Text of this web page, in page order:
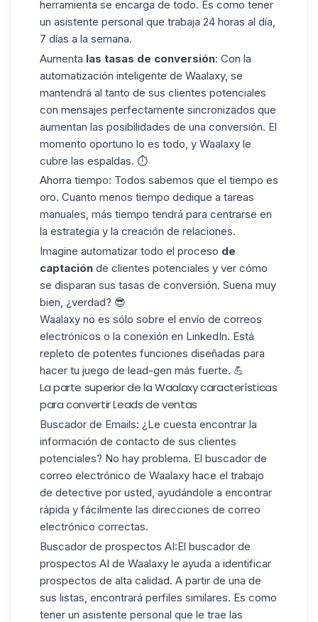
herramienta se encarga de todo. Es como tener
un asistente personal que trabaja 24 horas al día,
7 días a la semana.
Aumenta las tasas de conversión: Con la
automatización inteligente de Waalaxy, se
mantendrá al tanto de sus clientes potenciales
con mensajes perfectamente sincronizados que
aumentan las posibilidades de una conversión. El
momento oportuno lo es todo, y Waalaxy le
cubre las espaldas. ⏱️
Ahorra tiempo: Todos sabemos que el tiempo es
oro. Cuanto menos tiempo dedique a tareas
manuales, más tiempo tendrá para centrarse en
la estrategia y la creación de relaciones.
Imagine automatizar todo el proceso de
captación de clientes potenciales y ver cómo
se disparan sus tasas de conversión. Suena muy
bien, ¿verdad? 😎
Waalaxy no es sólo sobre el envío de correos
electrónicos o la conexión en LinkedIn. Está
repleto de potentes funciones diseñadas para
hacer tu juego de lead-gen más fuerte. 💪
La parte superior de la Waalaxy características
para convertir Leads de ventas
Buscador de Emails: ¿Le cuesta encontrar la
información de contacto de sus clientes
potenciales? No hay problema. El buscador de
correo electrónico de Waalaxy hace el trabajo
de detective por usted, ayudándole a encontrar
rápida y fácilmente las direcciones de correo
electrónico correctas.
Buscador de prospectos AI:El buscador de
prospectos AI de Waalaxy le ayuda a identificar
prospectos de alta calidad. A partir de una de
sus listas, encontrará perfiles similares. Es como
tener un asistente personal que le trae las